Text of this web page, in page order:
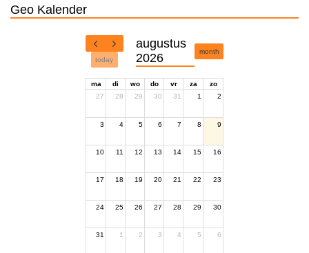
Geo Kalender
today
augustus
2026
month
ma di wo do vr za
zo
27
28 29 30 31 1 2
3 4 5 6 7 8 9
10 11 12 13 14 15 16
17 18 19 20 21 22 23
24 25 26 27 28 29 30
31 1 2 3 4 5 6